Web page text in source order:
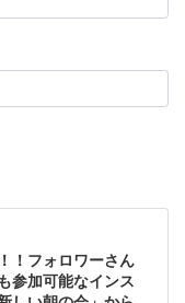
！フォロワーさん
参加可能なインス